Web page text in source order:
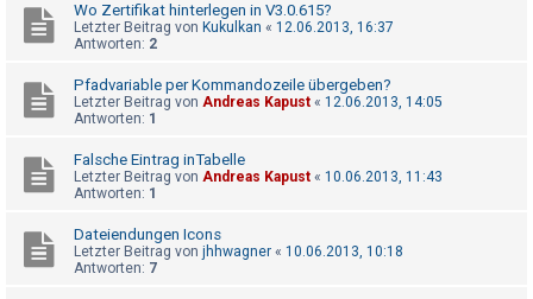
Wo Zertifikat hinterlegen in V3.0.615?
Letzter Beitrag von Kukulkan « 12.06.2013, 16:37
Antworten: 2
Pfadvariable per Kommandozeile übergeben?
Letzter Beitrag von Andreas Kapust « 12.06.2013, 14:05
Antworten: 1
Falsche Eintrag inTabelle
Letzter Beitrag von Andreas Kapust « 10.06.2013, 11:43
Antworten: 1
Dateiendungen Icons
Letzter Beitrag von jhhwagner « 10.06.2013, 10:18
Antworten: 7